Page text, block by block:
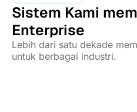
Sistem Kami
Enterprise
Lebih dari satu dekade
untuk berbagai industri.